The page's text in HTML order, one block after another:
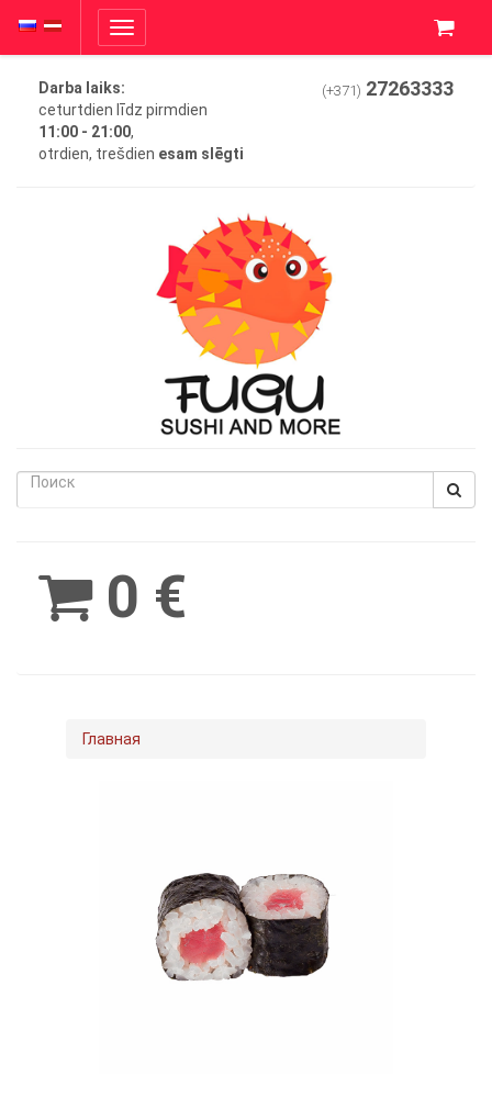
Toggle
navigation
Darba laiks:
ceturtdien līdz pirmdien
11:00 - 21:00,
otrdien, trešdien esam slēgti
(+371) 27263333
BetWest0 €
Главная